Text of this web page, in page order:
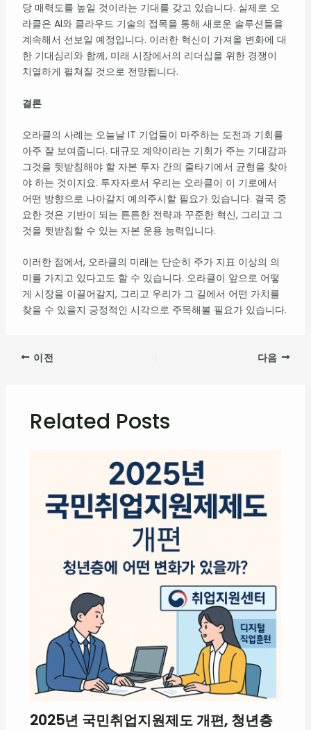
당 매력도를 높일 것이라는 기대를 갖고 있습니다. 실제로 오
라클은 AI와 클라우드 기술의 접목을 통해 새로운 솔루션들을
계속해서 선보일 예정입니다. 이러한 혁신이 가져올 변화에 대
한 기대심리와 함께, 미래 시장에서의 리더십을 위한 경쟁이
치열하게 펼쳐질 것으로 전망됩니다.
결론
오라클의 사례는 오늘날 IT 기업들이 마주하는 도전과 기회를
아주 잘 보여줍니다. 대규모 계약이라는 기회가 주는 기대감과
그것을 뒷받침해야 할 자본 투자 간의 줄타기에서 균형을 찾아
야 하는 것이지요. 투자자로서 우리는 오라클이 이 기로에서
어떤 방향으로 나아갈지 예의주시할 필요가 있습니다. 결국 중
요한 것은 기반이 되는 튼튼한 전략과 꾸준한 혁신, 그리고 그
것을 뒷받침할 수 있는 자본 운용 능력입니다.
이러한 점에서, 오라클의 미래는 단순히 주가 지표 이상의 의
미를 가지고 있다고도 할 수 있습니다. 오라클이 앞으로 어떻
게 시장을 이끌어갈지, 그리고 우리가 그 길에서 어떤 가치를
찾을 수 있을지 긍정적인 시각으로 주목해볼 필요가 있습니다.
이전 다음
Related Posts
2025년 국민취업지원제도 개편, 청년층